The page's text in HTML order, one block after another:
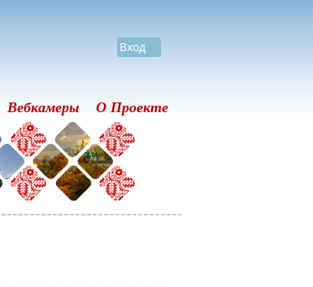
Вход
Вебкамеры О Проекте